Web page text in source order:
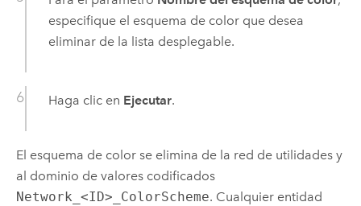
especifique el esquema de color que desea
eliminar de la lista desplegable.
Haga clic en Ejecutar.
El esquema de color se elimina de la red de utilidades y
al dominio de valores codificados
Network_<ID>_ColorScheme. Cualquier entidad